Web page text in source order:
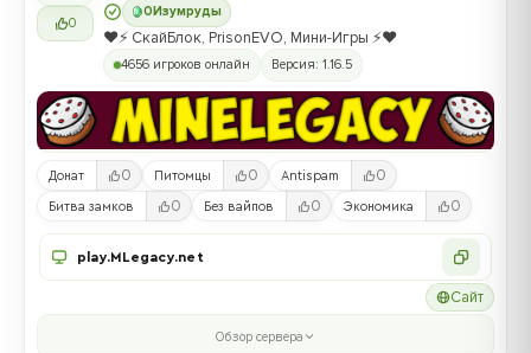
0
0 Изумруды
❤️⚡️ СкайБлок, PrisonEVO, Мини-Игры ⚡️❤️
4656 игроков онлайн Версия: 1.16.5
Донат 0 Питомцы 0 Antispam 0
Битва замков 0 Без вайпов 0 Экономика 0
play.MLegacy.net
Сайт
Обзор сервера